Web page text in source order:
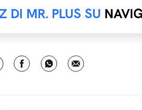
DI MR. PLUS SU